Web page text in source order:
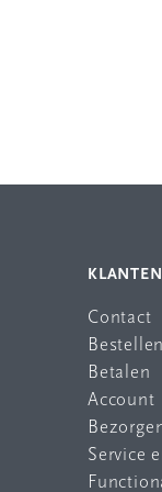
Contact
Bestellen
Betalen
Account
Service